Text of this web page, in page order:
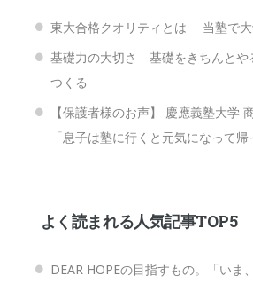
東大合格クオリティとは 当塾で大
基礎力の大切さ 基礎をきちんとや
つくる
【保護者様のお声】 慶應義塾大学
「息子は塾に行くと元気になって帰
よく読まれる人気記事TOP5
DEAR HOPEの目指すもの。「いま